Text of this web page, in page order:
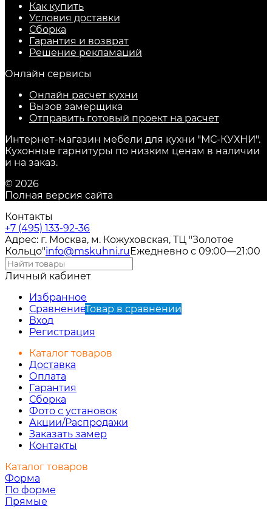
Как купить
Условия доставки
Сборка
Гарантия и возврат
Решение рекламаций
Онлайн сервисы
Онлайн расчет кухни
Вызов замерщика
Отправить готовый проект на расчет
Интернет-магазин мебели для кухни "МС-КУХНИ".
Кухонные гарнитуры по низким ценам в наличии
и на заказ.
© 2026
Полная версия сайта
Контакты
+7 (495) 133-92-36
Адрес: г. Москва, м. Кожуховская, ТЦ "Золотое
Кольцо"info@mskuhni.ru Ежедневно с 09:00—21:00
Личный кабинет
Избранное
СравнениеТовар в сравнении
Вход
Регистрация
Каталог товаров
Доставка
Оплата
Гарантия
Сборка
Фото с установок
Акции/Распродажи
Заказать замер
Контакты
Каталог товаров
Форма
По форме
Прямые